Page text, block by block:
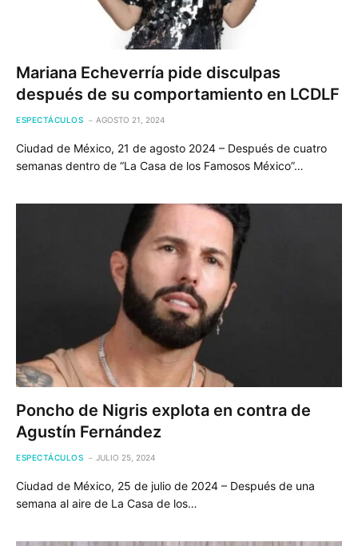
Mariana Echeverría pide disculpas
después de su comportamiento en LCDLF
ESPECTÁCULOS AGOSTO 21, 2024
Ciudad de México, 21 de agosto 2024 – Después de cuatro
semanas dentro de “La Casa de los Famosos México”…
Poncho de Nigris explota en contra de
Agustín Fernández
ESPECTÁCULOS JULIO 25, 2024
Ciudad de México, 25 de julio de 2024 – Después de una
semana al aire de La Casa de los…